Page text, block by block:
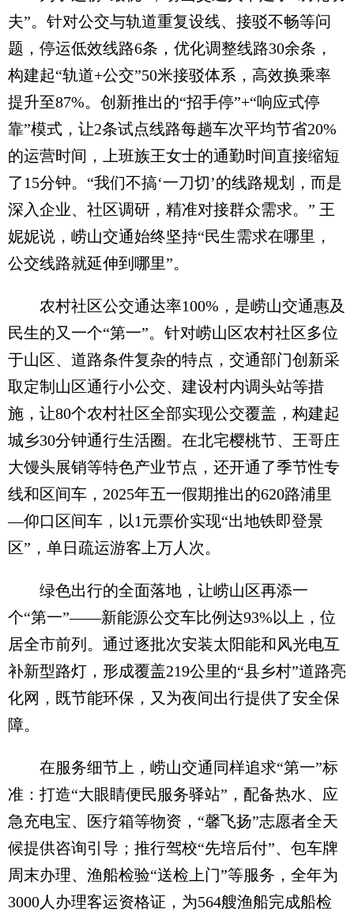
夫”。针对公交与轨道重复设线、接驳不畅等问
题，停运低效线路6条，优化调整线路30余条，
构建起“轨道+公交”50米接驳体系，高效换乘率
提升至87%。创新推出的“招手停”+“响应式停
靠”模式，让2条试点线路每趟车次平均节省20%
的运营时间，上班族王女士的通勤时间直接缩短
了15分钟。“我们不搞‘一刀切’的线路规划，而是
深入企业、社区调研，精准对接群众需求。” 王
妮妮说，崂山交通始终坚持“民生需求在哪里，
公交线路就延伸到哪里”。
农村社区公交通达率100%，是崂山交通惠及
民生的又一个“第一”。针对崂山区农村社区多位
于山区、道路条件复杂的特点，交通部门创新采
取定制山区通行小公交、建设村内调头站等措
施，让80个农村社区全部实现公交覆盖，构建起
城乡30分钟通行生活圈。在北宅樱桃节、王哥庄
大馒头展销等特色产业节点，还开通了季节性专
线和区间车，2025年五一假期推出的620路浦里
—仰口区间车，以1元票价实现“出地铁即登景
区”，单日疏运游客上万人次。
绿色出行的全面落地，让崂山区再添一
个“第一”——新能源公交车比例达93%以上，位
居全市前列。通过逐批次安装太阳能和风光电互
补新型路灯，形成覆盖219公里的“县乡村”道路亮
化网，既节能环保，又为夜间出行提供了安全保
障。
在服务细节上，崂山交通同样追求“第一”标
准：打造“大眼睛便民服务驿站”，配备热水、应
急充电宝、医疗箱等物资，“馨飞扬”志愿者全天
候提供咨询引导；推行驾校“先培后付”、包车牌
周末办理、渔船检验“送检上门”等服务，全年为
3000人办理客运资格证，为564艘渔船完成船检